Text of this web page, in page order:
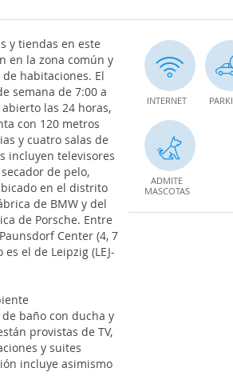
y tiendas en este
en la zona común y
habitaciones. El
semana de 7:00 a
las 24 horas,
con 120 metros
y cuatro salas de
incluyen televisores
de pelo,
en el distrito
de BMW y del
de Porsche. Entre
Center (4, 7
el de Leipzig (LEJ-
baño con ducha y
provistas de TV,
y suites
incluye asimismo
INTERNET
ADMITE
MASCOTAS